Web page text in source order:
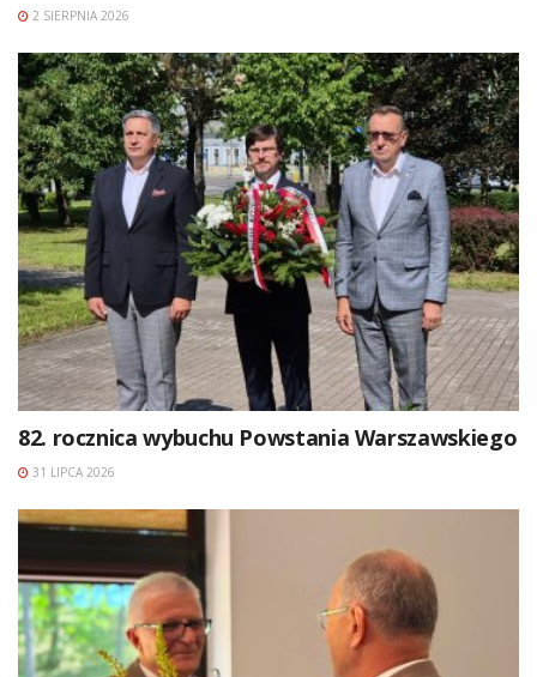
2 SIERPNIA 2026
82. rocznica wybuchu Powstania Warszawskiego
31 LIPCA 2026